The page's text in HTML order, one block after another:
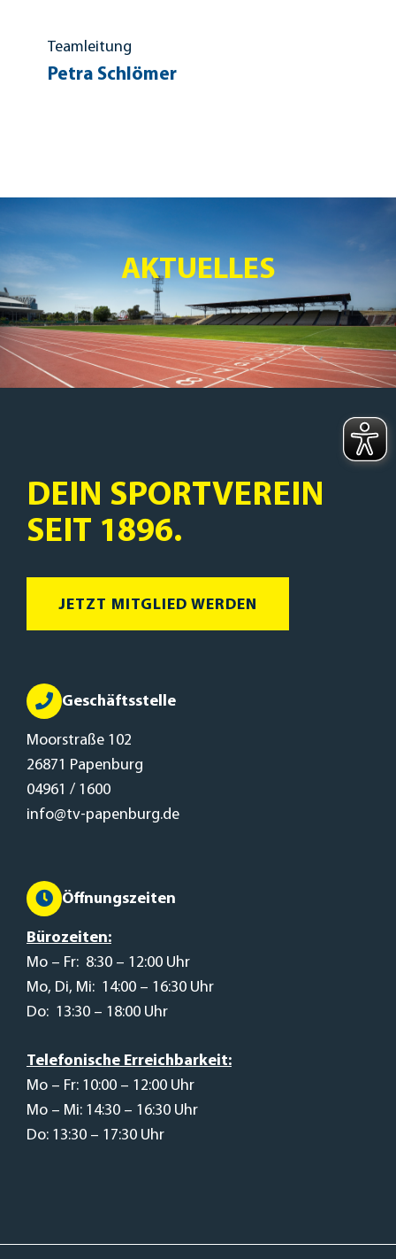
Teamleitung
Petra Schlömer
AKTUELLES
DEIN SPORTVEREIN
SEIT 1896.
JETZT MITGLIED WERDEN
Geschäftsstelle
Moorstraße 102
26871 Papenburg
04961 / 1600
info@tv-papenburg.de
Öffnungszeiten
Bürozeiten:
Mo – Fr: 8:30 – 12:00 Uhr
Mo, Di, Mi: 14:00 – 16:30 Uhr
Do: 13:30 – 18:00 Uhr
Telefonische Erreichbarkeit:
Mo – Fr: 10:00 – 12:00 Uhr
Mo – Mi: 14:30 – 16:30 Uhr
Do: 13:30 – 17:30 Uhr